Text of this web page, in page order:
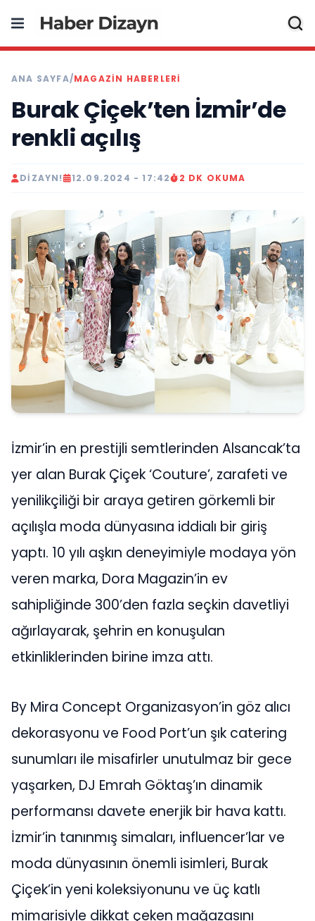
ANA SAYFA/MAGAZIN HABERLERI
Burak Çiçek’ten İzmir’de
renkli açılış
DIZAYN! 12.09.2024 - 17:42 2 DK OKUMA
İzmir’in en prestijli semtlerinden Alsancak’ta
yer alan Burak Çiçek ‘Couture’, zarafeti ve
yenilikçiliği bir araya getiren görkemli bir
açılışla moda dünyasına iddialı bir giriş
yaptı. 10 yılı aşkın deneyimiyle modaya yön
veren marka, Dora Magazin’in ev
sahipliğinde 300’den fazla seçkin davetliyi
ağırlayarak, şehrin en konuşulan
etkinliklerinden birine imza attı.
By Mira Concept Organizasyon’in göz alıcı
dekorasyonu ve Food Port’un şık catering
sunumları ile misafirler unutulmaz bir gece
yaşarken, DJ Emrah Göktaş’ın dinamik
performansı davete enerjik bir hava kattı.
İzmir’in tanınmış simaları, influencer’lar ve
moda dünyasının önemli isimleri, Burak
Çiçek’in yeni koleksiyonunu ve üç katlı
mimarisiyle dikkat çeken mağazasını